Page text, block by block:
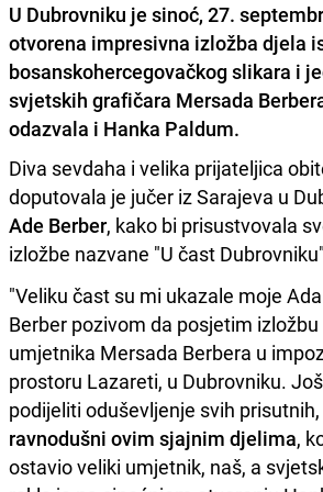
U Dubrovniku je sinoć, 27.
otvorena impresivna izložba djela
bosanskohercegovačkog slikara i
svjetskih grafičara Mersada
odazvala i Hanka Paldum.
Diva sevdaha i velika prijateljica
doputovala je jučer iz Sarajeva u
Ade Berber, kako bi prisustvovala
izložbe nazvane "U čast
"Veliku čast su mi ukazale moje
Berber pozivom da posjetim
umjetnika Mersada Berbera u
prostoru Lazareti, u Dubrovniku.
podijeliti oduševljenje svih
ravnodušni ovim sjajnim djelima,
ostavio veliki umjetnik, naš, a